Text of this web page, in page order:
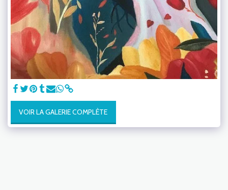
VOIR LA GALERIE COMPLÈTE